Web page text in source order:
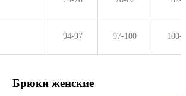
94-97 97-100 100-
Брюки женские